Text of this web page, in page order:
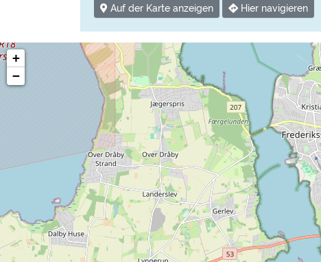
Auf der Karte anzeigen Hier navigieren
+
−